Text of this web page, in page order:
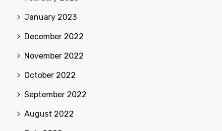
January 2023
December 2022
November 2022
October 2022
September 2022
August 2022